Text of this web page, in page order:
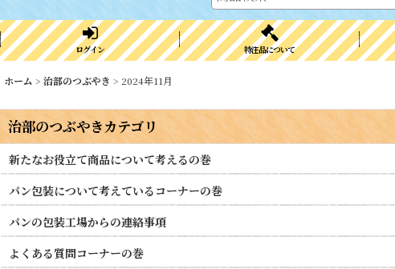
ログイン 特注品について
ホーム > 治部のつぶやき > 2024年11月
治部のつぶやきカテゴリ
新たなお役立て商品について考えるの巻
パン包装について考えているコーナーの巻
パンの包装工場からの連絡事項
よくある質問コーナーの巻